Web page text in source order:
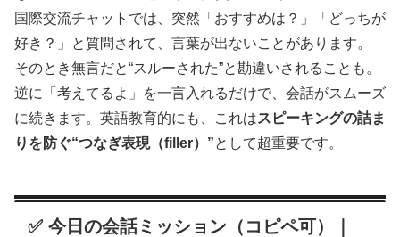
国際交流チャットでは、突然「おすすめは？」「どっちが
好き？」と質問されて、言葉が出ないことがあります。
そのとき無言だと“スルーされた”と勘違いされることも。
逆に「考えてるよ」を一言入れるだけで、会話がスムーズ
に続きます。英語教育的にも、これはスピーキングの詰ま
りを防ぐ“つなぎ表現（filler）”として超重要です。
✅ 今日の会話ミッション（コピペ可）｜